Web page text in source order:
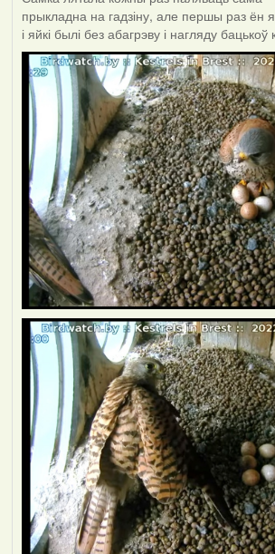
прыкладна на гадзіну, але першы раз ён
і яйкі былі без абагрэву і нагляду бацькоў